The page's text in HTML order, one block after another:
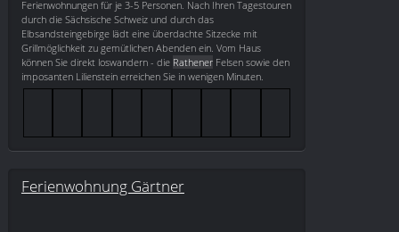
Ferienwohnungen für je 3-5 Personen. Nach Ihren Tagestouren
durch die Sächsische Schweiz und durch das
Elbsandsteingebirge lädt eine überdachte Sitzecke mit
Grillmöglichkeit zu gemütlichen Abenden ein. Vom Haus
können Sie direkt loswandern - die RathenerFelsen sowie den
imposanten Lilienstein erreichen Sie in wenigen Minuten.
Ferienwohnung Gärtner